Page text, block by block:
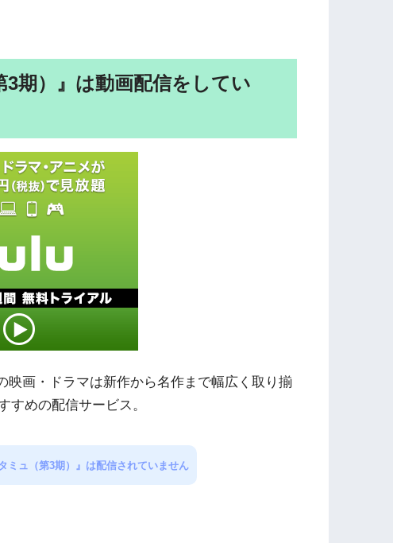
期）』は動画配信をしてい
映画・ドラマは新作から名作まで幅広く取り揃
すめの配信サービス。
ミュ（第3期）』は配信されていません